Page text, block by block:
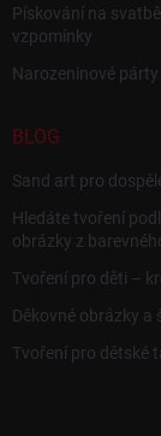
Pískování na
vzpomínky
Narozeninové
BLOG
Sand art pro
Hledáte tvoření
obrázky z
Tvoření pro děti –
Děkovné obrázky a
Tvoření pro dětské